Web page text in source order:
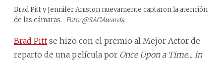
Brad Pitt y Jennifer Aniston nuevamente captaron la atención
de las cámaras. Foto: @SAGAwards.
Brad Pitt se hizo con el premio al Mejor Actor de
reparto de una película por Once Upon a Time... in